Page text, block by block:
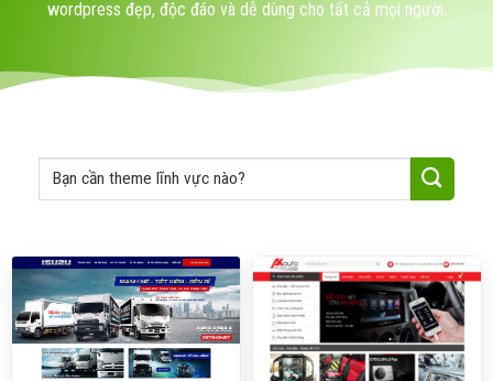
wordpress đẹp, độc đáo và dễ dùng cho tất cả mọi người.